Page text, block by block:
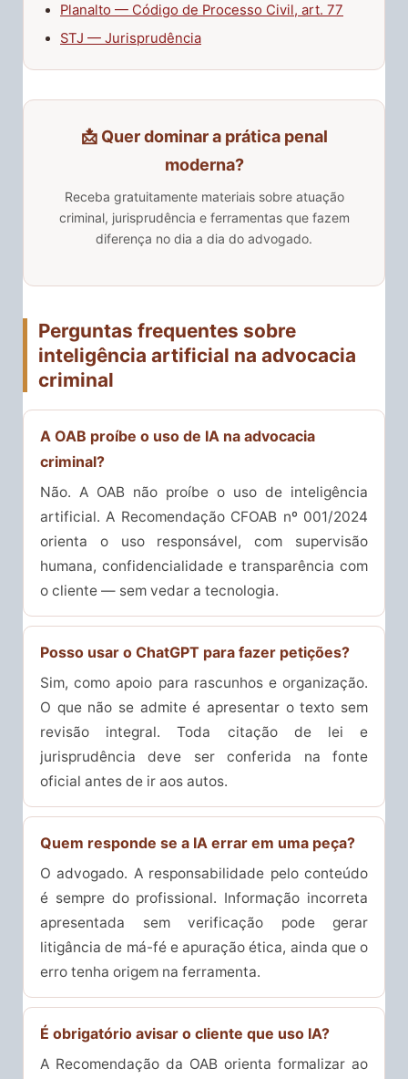
Planalto — Código de Processo Civil, art. 77
STJ — Jurisprudência
📩 Quer dominar a prática penal
moderna?
Receba gratuitamente materiais sobre atuação
criminal, jurisprudência e ferramentas que fazem
diferença no dia a dia do advogado.
Perguntas frequentes sobre
inteligência artificial na advocacia
criminal
A OAB proíbe o uso de IA na advocacia
criminal?
Não. A OAB não proíbe o uso de inteligência
artificial. A Recomendação CFOAB nº 001/2024
orienta o uso responsável, com supervisão
humana, confidencialidade e transparência com
o cliente — sem vedar a tecnologia.
Posso usar o ChatGPT para fazer petições?
Sim, como apoio para rascunhos e organização.
O que não se admite é apresentar o texto sem
revisão integral. Toda citação de lei e
jurisprudência deve ser conferida na fonte
oficial antes de ir aos autos.
Quem responde se a IA errar em uma peça?
O advogado. A responsabilidade pelo conteúdo
é sempre do profissional. Informação incorreta
apresentada sem verificação pode gerar
litigância de má-fé e apuração ética, ainda que o
erro tenha origem na ferramenta.
É obrigatório avisar o cliente que uso IA?
A Recomendação da OAB orienta formalizar ao